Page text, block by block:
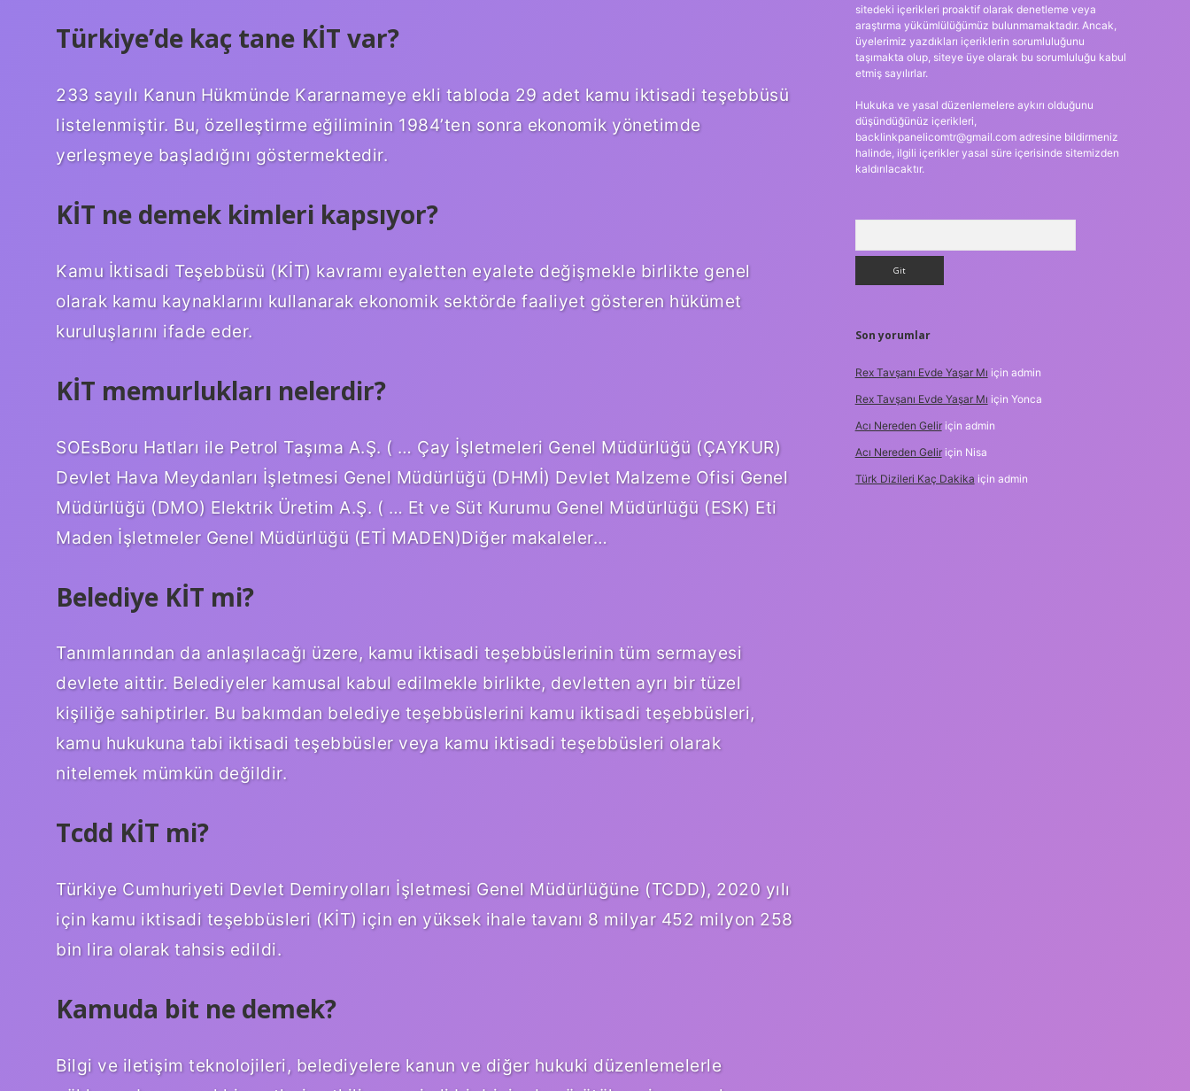
Türkiye’de kaç tane KİT var?
233 sayılı Kanun Hükmünde Kararnameye ekli tabloda 29 adet kamu iktisadi teşebbüsü
listelenmiştir. Bu, özelleştirme eğiliminin 1984’ten sonra ekonomik yönetimde
yerleşmeye başladığını göstermektedir.
KİT ne demek kimleri kapsıyor?
Kamu İktisadi Teşebbüsü (KİT) kavramı eyaletten eyalete değişmekle birlikte genel
olarak kamu kaynaklarını kullanarak ekonomik sektörde faaliyet gösteren hükümet
kuruluşlarını ifade eder.
KİT memurlukları nelerdir?
SOEsBoru Hatları ile Petrol Taşıma A.Ş. ( … Çay İşletmeleri Genel Müdürlüğü (ÇAYKUR)
Devlet Hava Meydanları İşletmesi Genel Müdürlüğü (DHMİ) Devlet Malzeme Ofisi Genel
Müdürlüğü (DMO) Elektrik Üretim A.Ş. ( … Et ve Süt Kurumu Genel Müdürlüğü (ESK) Eti
Maden İşletmeler Genel Müdürlüğü (ETİ MADEN)Diğer makaleler…
Belediye KİT mi?
Tanımlarından da anlaşılacağı üzere, kamu iktisadi teşebbüslerinin tüm sermayesi
devlete aittir. Belediyeler kamusal kabul edilmekle birlikte, devletten ayrı bir tüzel
kişiliğe sahiptirler. Bu bakımdan belediye teşebbüslerini kamu iktisadi teşebbüsleri,
kamu hukukuna tabi iktisadi teşebbüsler veya kamu iktisadi teşebbüsleri olarak
nitelemek mümkün değildir.
Tcdd KİT mi?
Türkiye Cumhuriyeti Devlet Demiryolları İşletmesi Genel Müdürlüğüne (TCDD), 2020 yılı
için kamu iktisadi teşebbüsleri (KİT) için en yüksek ihale tavanı 8 milyar 452 milyon 258
bin lira olarak tahsis edildi.
Kamuda bit ne demek?
Bilgi ve iletişim teknolojileri, belediyelere kanun ve diğer hukuki düzenlemelerle
sitedeki içerikleri proaktif olarak denetleme veya
araştırma yükümlülüğümüz bulunmamaktadır. Ancak,
üyelerimiz yazdıkları içeriklerin sorumluluğunu
taşımakta olup, siteye üye olarak bu sorumluluğu kabul
etmiş sayılırlar.
Hukuka ve yasal düzenlemelere aykırı olduğunu
düşündüğünüz içerikleri,
backlinkpanelicomtr@gmail.comadresine bildirmeniz
halinde, ilgili içerikler yasal süre içerisinde sitemizden
kaldırılacaktır.
Son yorumlar
Rex Tavşanı Evde Yaşar Mı için admin
Rex Tavşanı Evde Yaşar Mı için Yonca
Acı Nereden Geliriçin admin
Acı Nereden Geliriçin Nisa
Türk Dizileri Kaç Dakika için admin